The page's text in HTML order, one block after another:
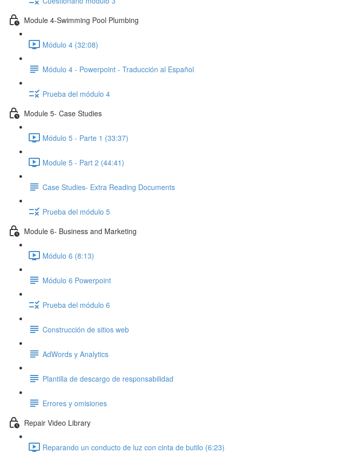
Module 4-Swimming Pool Plumbing
Módulo 4 (32:08)
Módulo 4 - Powerpoint - Traducción al Español
Prueba del módulo 4
Module 5- Case Studies
Módulo 5 - Parte 1 (33:37)
Module 5 - Part 2 (44:41)
Case Studies- Extra Reading Documents
Prueba del módulo 5
Module 6- Business and Marketing
Módulo 6 (8:13)
Módulo 6 Powerpoint
Prueba del módulo 6
Construcción de sitios web
AdWords y Analytics
Plantilla de descargo de responsabilidad
Errores y omisiones
Repair Video Library
Reparando un conducto de luz con cinta de butilo (6:23)